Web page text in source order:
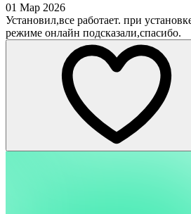
01 Мар 2026
Установил,все работает. при
режиме онлайн подсказали,спасибо.